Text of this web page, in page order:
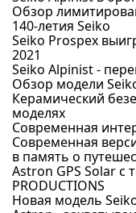
Обзор
140-летия Seiko
Seiko Prospex
2021
Seiko Alpinist -
Обзор модели
Керамический
моделях
Современная
Современная
в память о
Astron GPS Solar с
PRODUCTIONS
Новая модель